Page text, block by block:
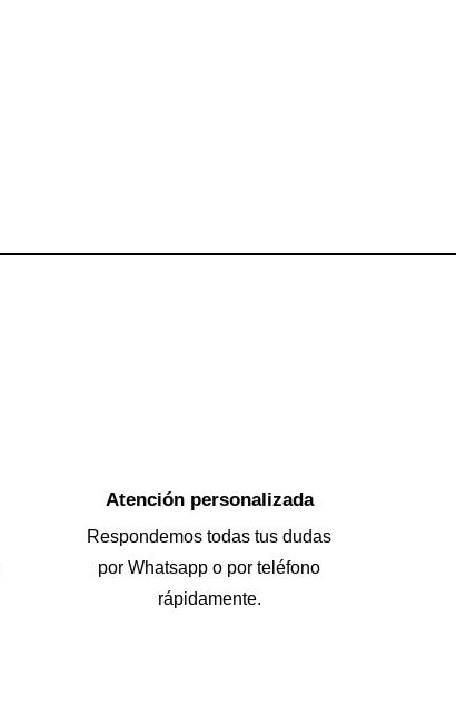
Atención personalizada
Respondemos todas tus dudas
por Whatsapp o por teléfono
rápidamente.